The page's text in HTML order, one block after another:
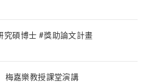
碩博士 #獎助論文計畫
梅嘉樂教授課堂演講